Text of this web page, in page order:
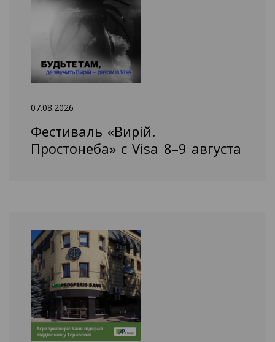
07.08.2026
Фестиваль «Вирій.
Простонеба» с Visa 8–9 августа